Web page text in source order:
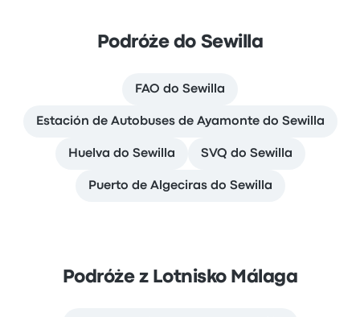
Podróże do Sewilla
FAO do Sewilla
Estación de Autobuses de Ayamonte do Sewilla
Huelva do Sewilla SVQ do Sewilla
Puerto de Algeciras do Sewilla
Podróże z Lotnisko Málaga